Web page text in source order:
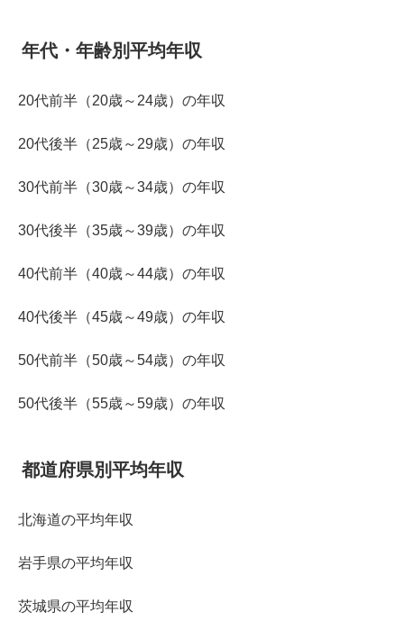
年代・年齢別平均年収
20代前半（20歳～24歳）の年収
20代後半（25歳～29歳）の年収
30代前半（30歳～34歳）の年収
30代後半（35歳～39歳）の年収
40代前半（40歳～44歳）の年収
40代後半（45歳～49歳）の年収
50代前半（50歳～54歳）の年収
50代後半（55歳～59歳）の年収
都道府県別平均年収
北海道の平均年収
岩手県の平均年収
茨城県の平均年収